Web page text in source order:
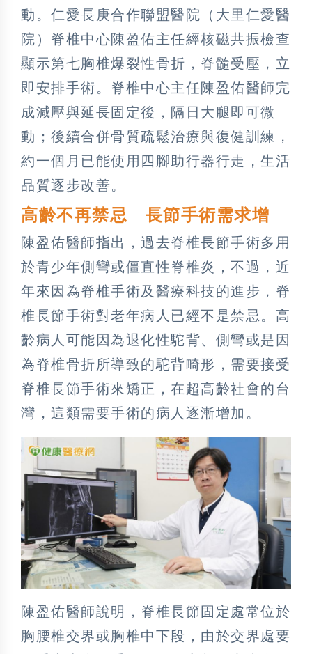
動。仁愛長庚合作聯盟醫院（大里仁愛醫
院）脊椎中心陳盈佑主任經核磁共振檢查
顯示第七胸椎爆裂性骨折，脊髓受壓，立
即安排手術。脊椎中心主任陳盈佑醫師完
成減壓與延長固定後，隔日大腿即可微
動；後續合併骨質疏鬆治療與復健訓練，
約一個月已能使用四腳助行器行走，生活
品質逐步改善。
高齡不再禁忌 長節手術需求增
陳盈佑醫師指出，過去脊椎長節手術多用
於青少年側彎或僵直性脊椎炎，不過，近
年來因為脊椎手術及醫療科技的進步，脊
椎長節手術對老年病人已經不是禁忌。高
齡病人可能因為退化性駝背、側彎或是因
為脊椎骨折所導致的駝背畸形，需要接受
脊椎長節手術來矯正，在超高齡社會的台
灣，這類需要手術的病人逐漸增加。
陳盈佑醫師說明，脊椎長節固定處常位於
胸腰椎交界或胸椎中下段，由於交界處要